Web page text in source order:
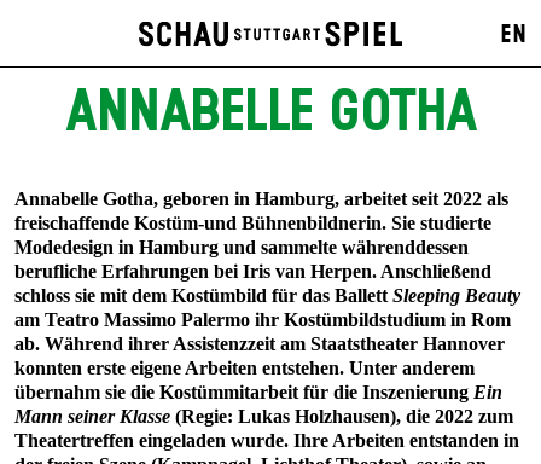
EN
ANNABELLE GOTHA
Annabelle Gotha, geboren in Hamburg, arbeitet seit 2022 als
freischaffende Kostüm-und Bühnenbildnerin. Sie studierte
Modedesign in Hamburg und sammelte währenddessen
berufliche Erfahrungen bei Iris van Herpen. Anschließend
schloss sie mit dem Kostümbild für das Ballett Sleeping Beauty
am Teatro Massimo Palermo ihr Kostümbildstudium in Rom
ab. Während ihrer Assistenzzeit am Staatstheater Hannover
konnten erste eigene Arbeiten entstehen. Unter anderem
übernahm sie die Kostümmitarbeit für die Inszenierung Ein
Mann seiner Klasse (Regie: Lukas Holzhausen), die 2022 zum
Theatertreffen eingeladen wurde. Ihre Arbeiten entstanden in